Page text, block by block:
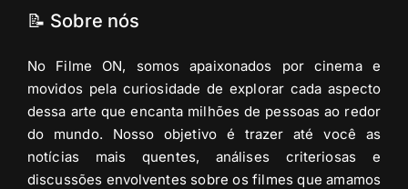
📝 Sobre nós
No Filme ON, somos apaixonados por cinema e
movidos pela curiosidade de explorar cada aspecto
dessa arte que encanta milhões de pessoas ao redor
do mundo. Nosso objetivo é trazer até você as
notícias mais quentes, análises criteriosas e
discussões envolventes sobre os filmes que amamos